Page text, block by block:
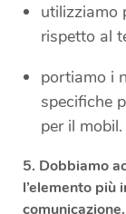
utilizziamo
rispetto al
portiamo i
specifiche
per il mobil.
5. Dobbiamo
l’elemento
comunicazione.